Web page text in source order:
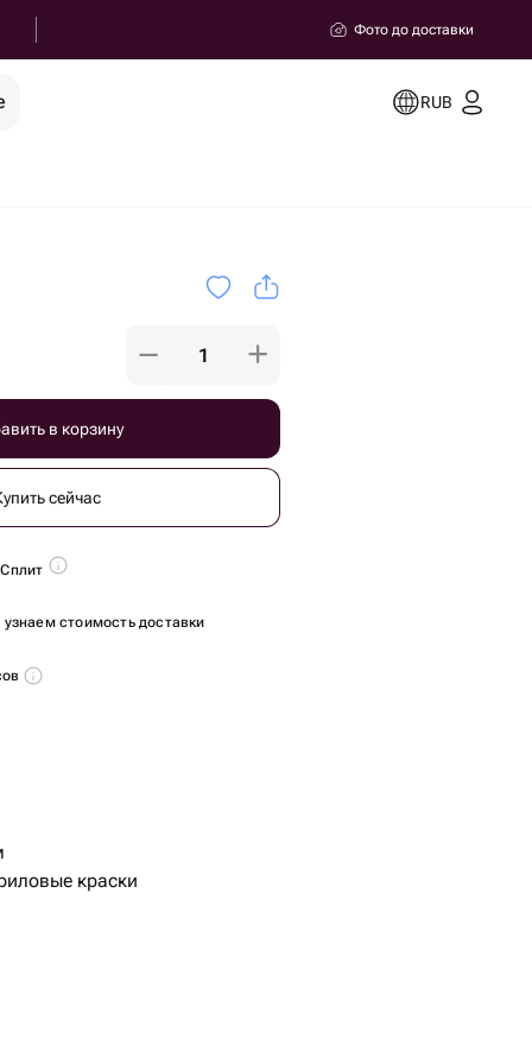
Фото до доставки
RUB
в корзину
сейчас
стоимость доставки
краски